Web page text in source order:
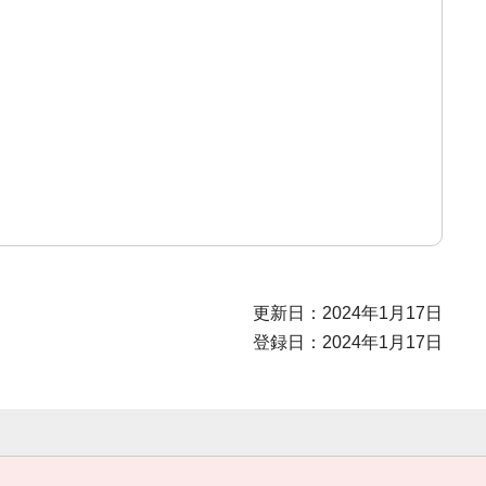
更新日：2024年1月17日
登録日：2024年1月17日